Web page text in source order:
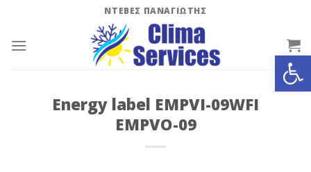
content
ΝΤΕΒΕΣ ΠΑΝΑΓΙΩΤΗΣ
Energy label EMPVI-09WFI
EMPVO-09